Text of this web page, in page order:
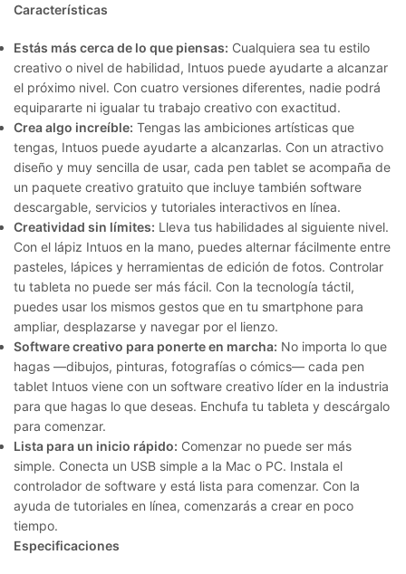
Características
Estás más cerca de lo que piensas: Cualquiera sea tu estilo
creativo o nivel de habilidad, Intuos puede ayudarte a alcanzar
el próximo nivel. Con cuatro versiones diferentes, nadie podrá
equipararte ni igualar tu trabajo creativo con exactitud.
Crea algo increíble: Tengas las ambiciones artísticas que
tengas, Intuos puede ayudarte a alcanzarlas. Con un atractivo
diseño y muy sencilla de usar, cada pen tablet se acompaña de
un paquete creativo gratuito que incluye también software
descargable, servicios y tutoriales interactivos en línea.
Creatividad sin límites: Lleva tus habilidades al siguiente nivel.
Con el lápiz Intuos en la mano, puedes alternar fácilmente entre
pasteles, lápices y herramientas de edición de fotos. Controlar
tu tableta no puede ser más fácil. Con la tecnología táctil,
puedes usar los mismos gestos que en tu smartphone para
ampliar, desplazarse y navegar por el lienzo.
Software creativo para ponerte en marcha: No importa lo que
hagas —dibujos, pinturas, fotografías o cómics— cada pen
tablet Intuos viene con un software creativo líder en la industria
para que hagas lo que deseas. Enchufa tu tableta y descárgalo
para comenzar.
Lista para un inicio rápido: Comenzar no puede ser más
simple. Conecta un USB simple a la Mac o PC. Instala el
controlador de software y está lista para comenzar. Con la
ayuda de tutoriales en línea, comenzarás a crear en poco
tiempo.
Especificaciones